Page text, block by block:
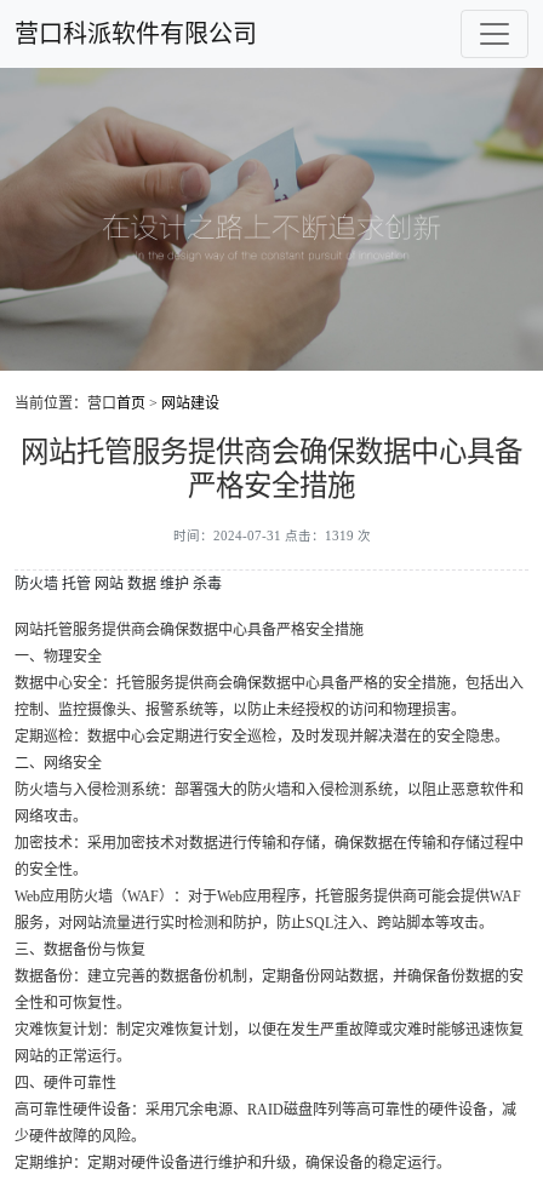
营口科派软件有限公司
当前位置：营口首页 > 网站建设
网站托管服务提供商会确保数据中心具备
严格安全措施
时间：2024-07-31 点击：1319 次
防火墙 托管 网站 数据 维护 杀毒
网站托管服务提供商会确保数据中心具备严格安全措施
一、物理安全
数据中心安全：托管服务提供商会确保数据中心具备严格的安全措施，包括出入
控制、监控摄像头、报警系统等，以防止未经授权的访问和物理损害。
定期巡检：数据中心会定期进行安全巡检，及时发现并解决潜在的安全隐患。
二、网络安全
防火墙与入侵检测系统：部署强大的防火墙和入侵检测系统，以阻止恶意软件和
网络攻击。
加密技术：采用加密技术对数据进行传输和存储，确保数据在传输和存储过程中
的安全性。
Web应用防火墙（WAF）：对于Web应用程序，托管服务提供商可能会提供WAF
服务，对网站流量进行实时检测和防护，防止SQL注入、跨站脚本等攻击。
三、数据备份与恢复
数据备份：建立完善的数据备份机制，定期备份网站数据，并确保备份数据的安
全性和可恢复性。
灾难恢复计划：制定灾难恢复计划，以便在发生严重故障或灾难时能够迅速恢复
网站的正常运行。
四、硬件可靠性
高可靠性硬件设备：采用冗余电源、RAID磁盘阵列等高可靠性的硬件设备，减
少硬件故障的风险。
定期维护：定期对硬件设备进行维护和升级，确保设备的稳定运行。